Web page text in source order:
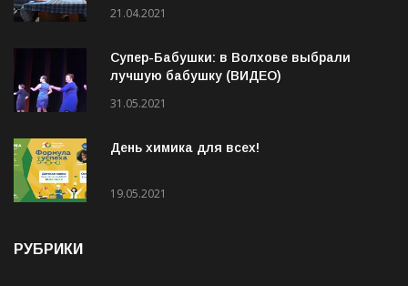
21.04.2021
Супер-Бабушки: в Волхове выбрали
лучшую бабушку (ВИДЕО)
31.05.2021
День химика для всех!
19.05.2021
РУБРИКИ